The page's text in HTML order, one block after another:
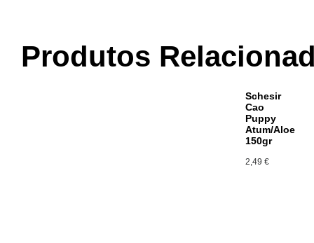
Produtos
Schesir
Cao
Puppy
Atum/Aloe
150gr
2,49 €